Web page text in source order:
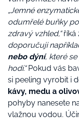
„Jemné
odumřelé buňky
zdravý vzhled,“říká
doporučuji
nebo dýní, které se
hodí.“ Pokud vás
si peeling vyrobit i
kávy, medu a
pohyby nanesete
vlažnou vodou.